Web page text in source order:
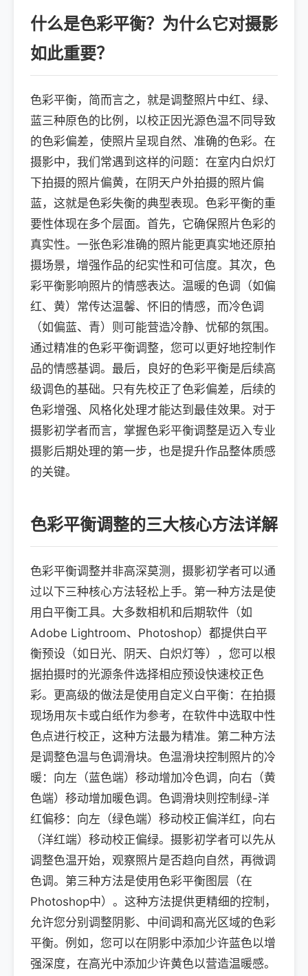
什么是色彩平衡？为什么它对摄影
如此重要？
色彩平衡，简而言之，就是调整照片中红、绿、
蓝三种原色的比例，以校正因光源色温不同导致
的色彩偏差，使照片呈现自然、准确的色彩。在
摄影中，我们常遇到这样的问题：在室内白炽灯
下拍摄的照片偏黄，在阴天户外拍摄的照片偏
蓝，这就是色彩失衡的典型表现。色彩平衡的重
要性体现在多个层面。首先，它确保照片色彩的
真实性。一张色彩准确的照片能更真实地还原拍
摄场景，增强作品的纪实性和可信度。其次，色
彩平衡影响照片的情感表达。温暖的色调（如偏
红、黄）常传达温馨、怀旧的情感，而冷色调
（如偏蓝、青）则可能营造冷静、忧郁的氛围。
通过精准的色彩平衡调整，您可以更好地控制作
品的情感基调。最后，良好的色彩平衡是后续高
级调色的基础。只有先校正了色彩偏差，后续的
色彩增强、风格化处理才能达到最佳效果。对于
摄影初学者而言，掌握色彩平衡调整是迈入专业
摄影后期处理的第一步，也是提升作品整体质感
的关键。
色彩平衡调整的三大核心方法详解
色彩平衡调整并非高深莫测，摄影初学者可以通
过以下三种核心方法轻松上手。第一种方法是使
用白平衡工具。大多数相机和后期软件（如
Adobe Lightroom、Photoshop）都提供白平
衡预设（如日光、阴天、白炽灯等），您可以根
据拍摄时的光源条件选择相应预设快速校正色
彩。更高级的做法是使用自定义白平衡：在拍摄
现场用灰卡或白纸作为参考，在软件中选取中性
色点进行校正，这种方法最为精准。第二种方法
是调整色温与色调滑块。色温滑块控制照片的冷
暖：向左（蓝色端）移动增加冷色调，向右（黄
色端）移动增加暖色调。色调滑块则控制绿-洋
红偏移：向左（绿色端）移动校正偏洋红，向右
（洋红端）移动校正偏绿。摄影初学者可以先从
调整色温开始，观察照片是否趋向自然，再微调
色调。第三种方法是使用色彩平衡图层（在
Photoshop中）。这种方法提供更精细的控制，
允许您分别调整阴影、中间调和高光区域的色彩
平衡。例如，您可以在阴影中添加少许蓝色以增
强深度，在高光中添加少许黄色以营造温暖感。